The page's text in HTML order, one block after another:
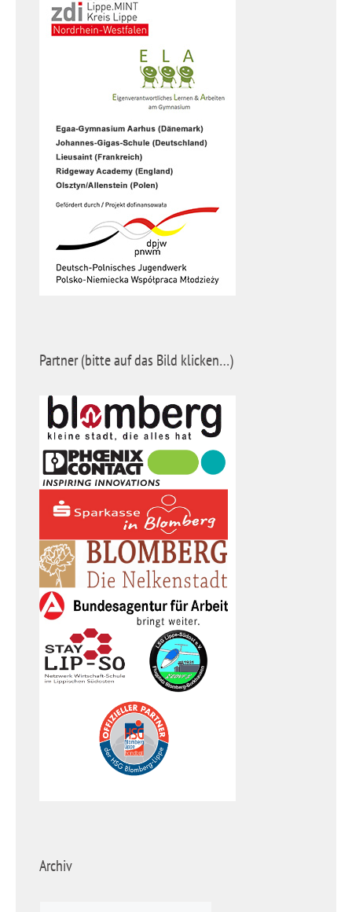
Partner (bitte auf das Bild klicken…)
Archiv